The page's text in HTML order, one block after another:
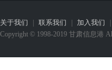
关于我们 联系我们 加入我们
Copyright © 1998-2019 甘肃信息港